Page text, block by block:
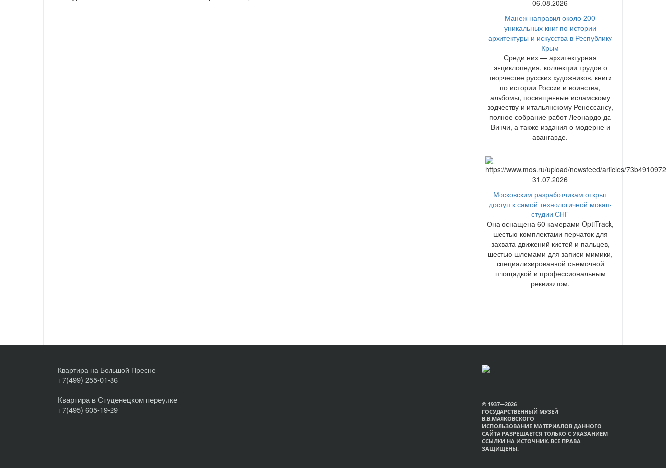
06.08.2026
Манеж направил около 200
уникальных книг по истории
архитектуры и искусства в Республику
Крым
Среди них — архитектурная
энциклопедия, коллекции трудов о
творчестве русских художников, книги
по истории России и воинства,
альбомы, посвященные исламскому
зодчеству и итальянскому Ренессансу,
полное собрание работ Леонардо да
Винчи, а также издания о модерне и
авангарде.
31.07.2026
Московским разработчикам открыт
доступ к самой технологичной мокап-
студии СНГ
Она оснащена 60 камерами OptiTrack,
шестью комплектами перчаток для
захвата движений кистей и пальцев,
шестью шлемами для записи мимики,
специализированной съемочной
площадкой и профессиональным
реквизитом.
© 1937—2026
ГОСУДАРСТВЕННЫЙ МУЗЕЙ
В.В.МАЯКОВСКОГО
ИСПОЛЬЗОВАНИЕ МАТЕРИАЛОВ ДАННОГО
САЙТА РАЗРЕШАЕТСЯ ТОЛЬКО С УКАЗАНИЕМ
ССЫЛКИ НА ИСТОЧНИК. ВСЕ ПРАВА
ЗАЩИЩЕНЫ.
Квартира на Большой Пресне
+7(499) 255-01-86
Квартира в Студенецком переулке
+7(495) 605-19-29